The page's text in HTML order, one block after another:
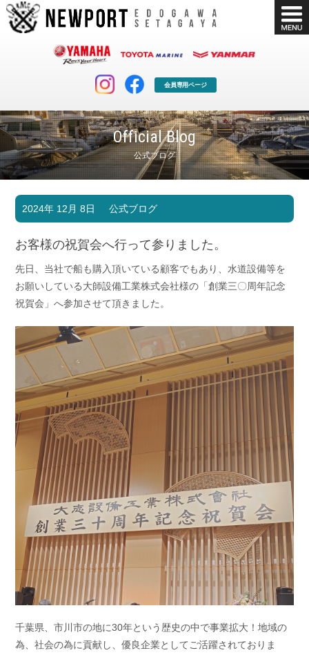
会員専用ページ
Official Blog
公式ブログ
マリンクラブ
マリンライフを堪能したい！
ボート販売
ボート免許
長年の実績と信頼！
シースタイル
店舗情報 公式ブログ
お問い合わせ
Contact us
会社概要
Company
採用情報
Recruit
リンク集
Link
2024年 12月 8日 公式ブログ
お客様の祝賀会へ行って参りました。
先日、当社で船も購入頂いている顧客でもあり、水道設備等を
お願いしている大師設備工業株式会社様の「創業三〇周年記念
祝賀会」へ参加させて頂きました。
千葉県、市川市の地に30年という歴史の中で事業拡大！地域の
為、社会の為に貢献し、優良企業としてご活躍されておりま